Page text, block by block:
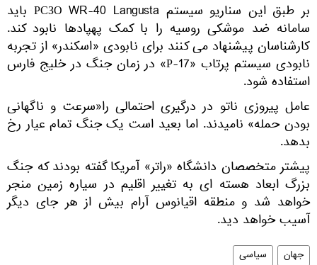
بر طبق این سناریو سیستم РСЗО WR-40 Langusta باید
سامانه ضد موشکی روسیه را با کمک پهپادها نابود کند.
کارشناسان پیشنهاد می کنند برای نابودی «اسکندر» از تجربه
نابودی سیستم پرتاب «Р-17» در زمان جنگ در خلیج فارس
استفاده شود.
عامل پیروزی ناتو در درگیری احتمالی را«سرعت و ناگهانی
بودن حمله» نامیدند. اما بعید است یک جنگ تمام عیار رخ
بدهد.
پیشتر متخصصان دانشگاه «راتر» آمریکا گفته بودند که جنگ
بزرگ ابعاد هسته ای به تغییر اقلیم در سیاره زمین منجر
خواهد شد و منطقه اقیانوس آرام بیش از هر جای دیگر
آسیب خواهد دید.
جهان سیاسی